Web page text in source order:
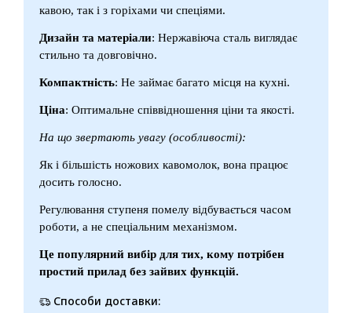
кавою, так і з горіхами чи спеціями.
Дизайн та матеріали: Нержавіюча сталь виглядає
стильно та довговічно.
Компактність: Не займає багато місця на кухні.
Ціна: Оптимальне співвідношення ціни та якості.
На що звертають увагу (особливості):
Як і більшість ножових кавомолок, вона працює
досить голосно.
Регулювання ступеня помелу відбувається часом
роботи, а не спеціальним механізмом.
Це популярний вибір для тих, кому потрібен
простий прилад без зайвих функцій.
Способи доставки: